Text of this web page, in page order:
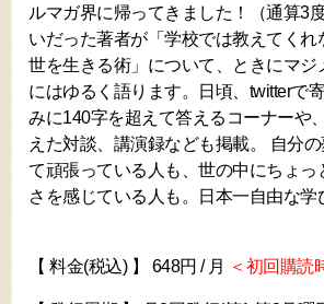
ルマガ界に帰ってきました！（通算3
いだった著者が「学校では教えてくれ
世を生きる術」について、ときにマジ
にはゆるく語ります。日頃、twitterで
みに140字を超えて答えるコーナーや
えた対談、講演録なども掲載。 自分
て頑張っている人も、世の中にちょっ
さを感じている人も。日本一自由な
【 料金(税込) 】 648円 / 月 ＜初回購読